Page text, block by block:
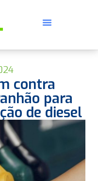
contra
para
de diesel